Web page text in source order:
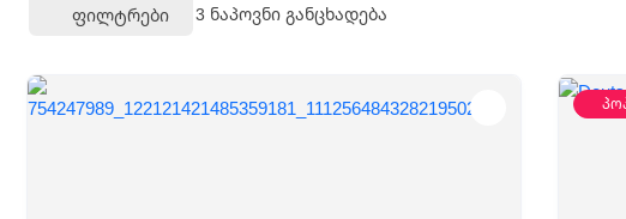
Ფილტრები 3 ნაპოვნი განცხადება